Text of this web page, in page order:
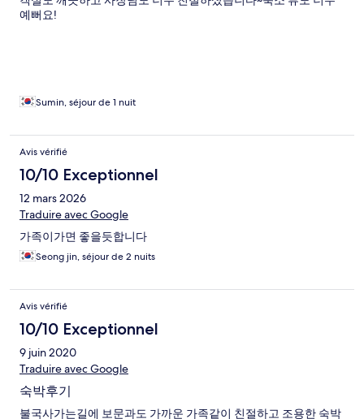
예뻐요!
Sumin, séjour de 1 nuit
Avis vérifié
10/10 Exceptionnel
12 mars 2026
Traduire avec Google
가족이가면 좋을듯합니다
Seong jin, séjour de 2 nuits
Avis vérifié
10/10 Exceptionnel
9 juin 2020
Traduire avec Google
숙박후기
불국사가는길에 보문과도 가까운 가족같이 친절하고 조용한 숙박